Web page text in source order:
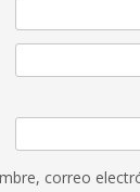
correo